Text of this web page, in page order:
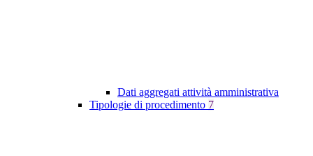
Dati aggregati attività amministrativa
Tipologie di procedimento 7